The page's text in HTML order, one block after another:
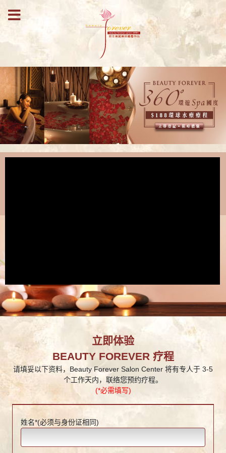
立即体验
BEAUTY FOREVER 疗程
请填妥以下资料，Beauty Forever Salon Center 将有专人于 3-5
个工作天内，联络您预约疗程。
(*必需填写)
姓名*(必须与身份证相同)